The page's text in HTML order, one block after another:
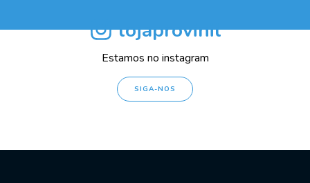
lojaprovinil
Estamos no instagram
SIGA-NOS